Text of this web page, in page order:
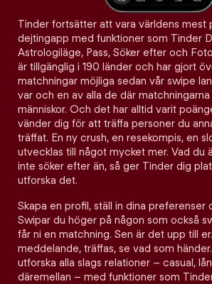
Tinder fortsätter att vara världens mest
dejtingapp med funktioner som Tinder
Astrologiläge, Pass, Söker efter och
är tillgänglig i 190 länder och har gjort
matchningar möjliga sedan vår swipe
var och en av alla de där matchningarna
människor. Och det har alltid varit
vänder dig för att träffa personer du
träffat. En ny crush, en resekompis, en
utvecklas till något mycket mer. Vad du
inte söker efter än, så ger Tinder dig
utforska det.
Skapa en profil, ställ in dina preferenser
Swipar du höger på någon som också
får ni en matchning. Sen är det upp till
meddelande, träffas, se vad som
utforska alla slags relationer – casual,
däremellan – med funktioner som